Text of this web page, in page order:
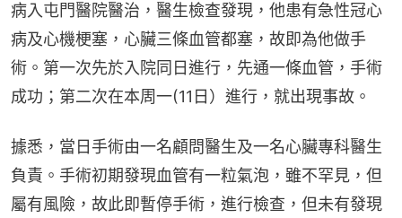
病入屯門醫院醫治，醫生檢查發現，他患有急性冠心
病及心機梗塞，心臟三條血管都塞，故即為他做手
術。第一次先於入院同日進行，先通一條血管，手術
成功；第二次在本周一(11日）進行，就出現事故。
據悉，當日手術由一名顧問醫生及一名心臟專科醫生
負責。手術初期發現血管有一粒氣泡，雖不罕見，但
屬有風險，故此即暫停手術，進行檢查，但未有發現